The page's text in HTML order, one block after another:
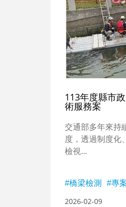
關於我
113年度縣市
術服務案
交通部多年來持
度，透過制度化
檢視...
橋梁檢測 專
2026-02-09